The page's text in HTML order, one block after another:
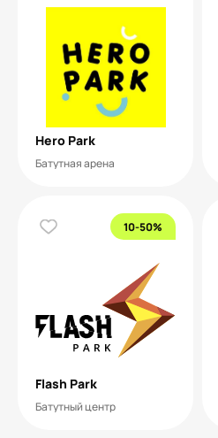
Hero Park
Батутная арена
10-50%
Flash Park
Батутный центр